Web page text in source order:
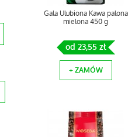
Gala Ulubiona Kawa palona
mielona 450 g
od 23,55 zł
+ ZAMÓW